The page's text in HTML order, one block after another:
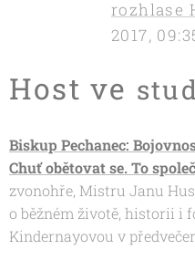
rozhlase
2017,
Host ve
Biskup Pechanec:
Chuť obětovat se. To
zvonohře, Mistru Janu
o běžném životě, historii i
Kindernayovou v